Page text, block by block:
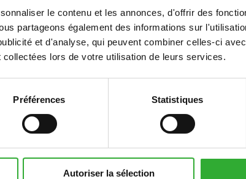
le contenu et les annonces, d'offrir des
partageons également des informations sur
et d'analyse, qui peuvent combiner celles-ci
lors de votre utilisation de leurs services.
Préférences Statistiques
Autoriser la sélection
EN
1
À GRAPPIN CLAIRE-
FOURCHE À PALETTES